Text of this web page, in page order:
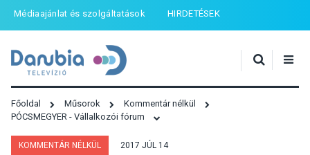
Médiaajánlat és szolgáltatások HIRDETÉSEK
Főoldal Műsorok
Kommentár nélkül
PÓCSMEGYER - Vállalkozói fórum
KOMMENTÁR NÉLKÜL 2017 JÚL 14